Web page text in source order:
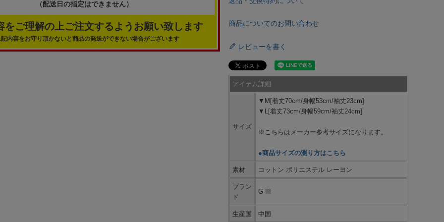
（配送日の指定はできません）
をご理解の上ご注文するようお願い致します
内容をお守り頂かないと商品の発送ができない場合がございます
商品についてのお問い合わせ
レビューを書く
アイテム詳細
サイズ
▼M[着丈70cm/身幅53cm/袖丈23cm]
▼L[着丈73cm/身幅59cm/袖丈24cm]
※こちらはメーカー参考サイズになります。
●商品サイズの測り方はこちら
素材 コットン ポリエステル レーヨン
ブラン
ド
G-III
生産国 中国